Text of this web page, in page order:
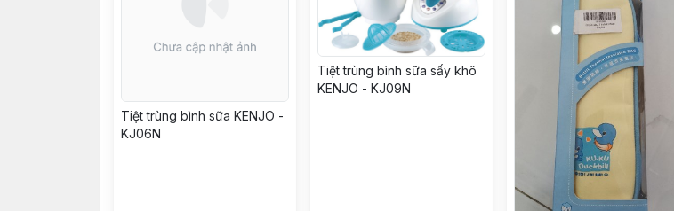
Tiệt trùng bình sữa KENJO -
KJ06N
Tiệt trùng bình sữa sấy khô
KENJO - KJ09N